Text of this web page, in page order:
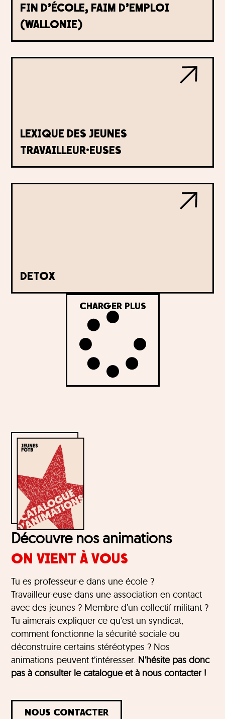
FIN D’ÉCOLE, FAIM D’EMPLOI
(WALLONIE)
LEXIQUE DES JEUNES
TRAVAILLEUR·EUSES
DETOX
CHARGER PLUS
Découvre nos animations
ON VIENT À VOUS
Tu es professeur·e dans une école ?
Travailleur·euse dans une association en contact
avec des jeunes ? Membre d’un collectif militant ?
Tu aimerais expliquer ce qu’est un syndicat,
comment fonctionne la sécurité sociale ou
déconstruire certains stéréotypes ? Nos
animations peuvent t’intéresser. N’hésite pas donc
pas à consulter le catalogue et à nous contacter !
NOUS CONTACTER